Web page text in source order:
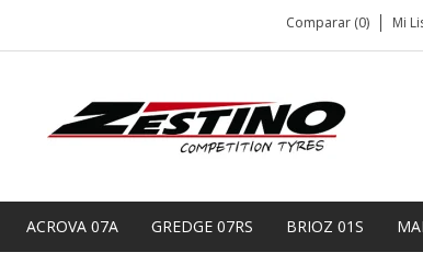
Comparar (0) Mi
ACROVA 07A GREDGE 07RS BRIOZ 01S